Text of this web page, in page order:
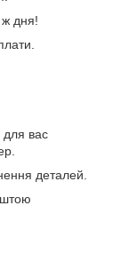
дня!
вас
деталей.